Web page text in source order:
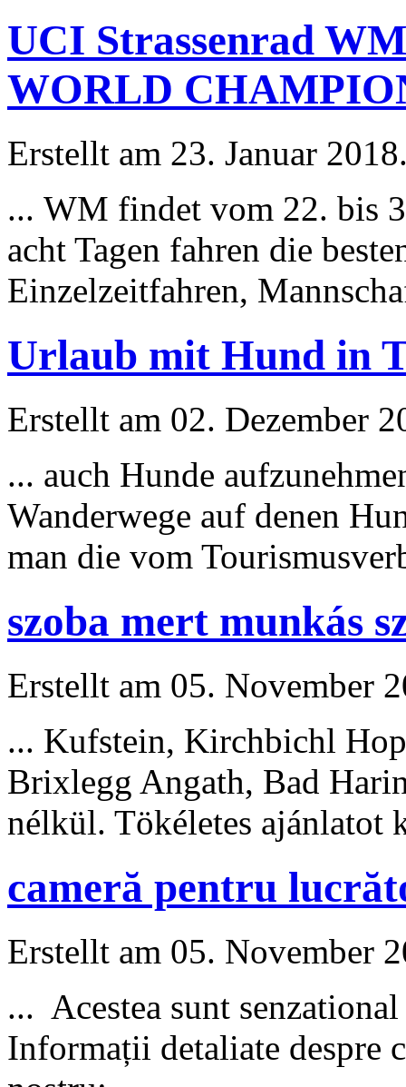
UCI Strassenrad
WORLD
Erstellt am 23. Januar
... WM findet vom 22. bis
acht Tagen fahren die beste
Einzelzeitfahren,
Urlaub mit Hund in
Erstellt am 02. Dezember
... auch Hunde
Wanderwege auf denen
man die vom
szoba mert munkás
Erstellt am 05. November
... Kufstein, Kirchbichl
Brixlegg Angath, Bad
nélkül. Tökéletes ajánlatot
cameră pentru
Erstellt am 05. November
... Acestea sunt
Informații detaliate despre